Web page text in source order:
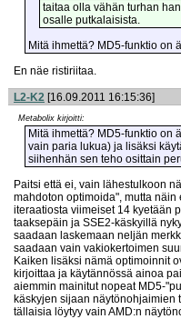
taitaa olla vähän turhan
osalle putkalaisista.
Mitä ihmettä? MD5-funktio on
En näe ristiriitaa.
L2-K2 [16.09.2011 16:15:36]
Metabolix kirjoitti:
Mitä ihmettä? MD5-funktio on
vain paria lukua) ja lisäksi
siihenhän sen teho osittain
Paitsi että ei, vain lähestulkoon
mahdoton optimoida", mutta
iteraatiosta viimeiset 14 kyetään
taaksepäin ja SSE2-käskyillä
saadaan laskemaan neljän
saadaan vain vakiokertoimen
Kaiken lisäksi nämä optimoinnit
kirjoittaa ja käytännössä ainoa
aiemmin mainitut nopeat MD5-
käskyjen sijaan näytönohjaimien
tällaisia löytyy vain AMD:n